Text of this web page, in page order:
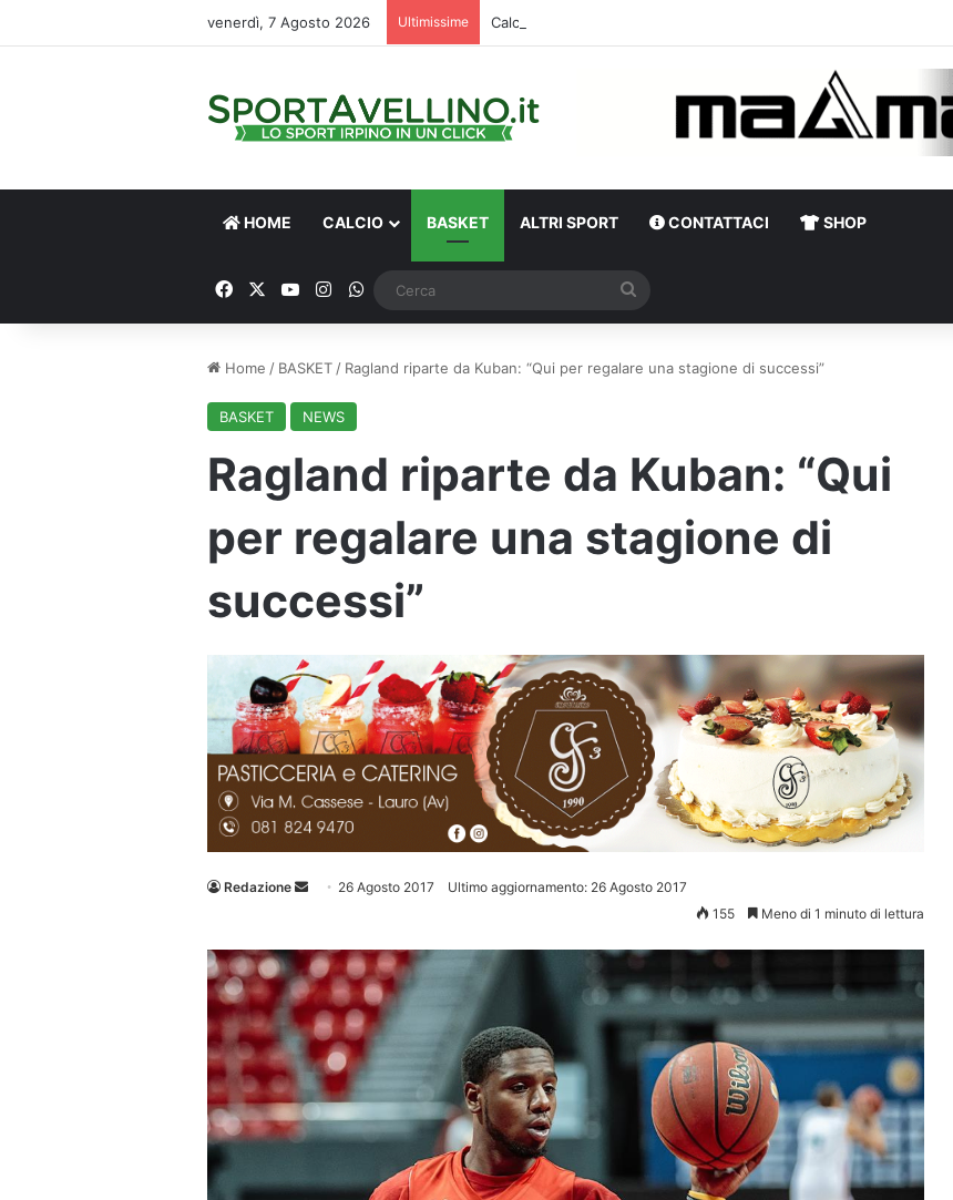
venerdì, 7 Agosto 2026 Ultimissime Calciomercato, Di Nardo piace al Pafos: c’è un intreccio con l’Avellino
HOME CALCIO BASKET ALTRI SPORT CONTATTACI SHOP
FacebookYou TubeInstagram
WhatsApp
Home / BASKET / Ragland riparte da Kuban: “Qui per regalare una stagione di successi”
BASKET NEWS
Ragland riparte da Kuban: “Qui
per regalare una stagione di
successi”
Redazione
Invia 26 Agosto 2017
Ultimo aggiornamento: 26 Agosto 2017
155
Meno di 1 minuto di lettura